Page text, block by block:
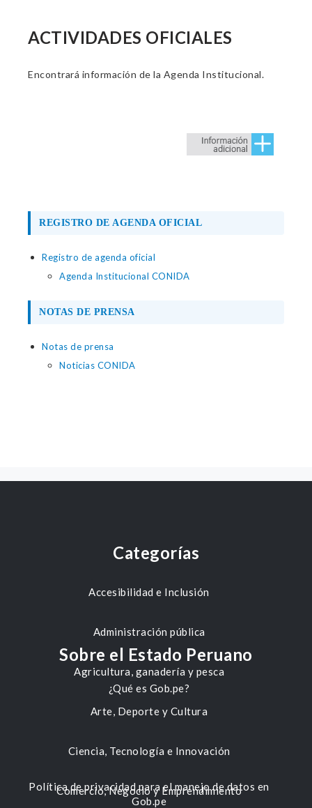
ACTIVIDADES OFICIALES
Encontrará información de la Agenda Institucional.
REGISTRO DE AGENDA OFICIAL
Registro de agenda oficial
Agenda Institucional CONIDA
NOTAS DE PRENSA
Notas de prensa
Noticias CONIDA
Categorías
Accesibilidad e Inclusión
Administración pública
Agricultura, ganadería y pesca
Arte, Deporte y Cultura
Ciencia, Tecnología e Innovación
Comercio, Negocio y Emprendimiento
Sobre el Estado Peruano
¿Qué es Gob.pe?
Política de privacidad para el manejo de datos en
Gob.pe